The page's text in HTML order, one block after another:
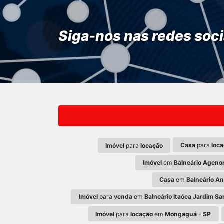
Siga-nos nas redes
Imóvelpara locação Casa para
Imóvelem Balneário
Casa emBalneário
Imóvelpara vendaem Balneário Itaóca Jardim
Imóvel paralocação emMongaguá - SP